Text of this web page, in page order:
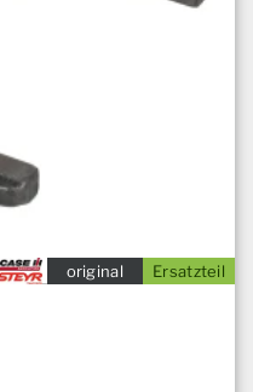
Ersatzteil
original